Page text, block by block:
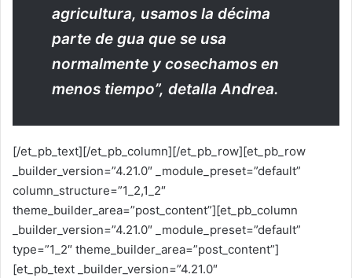
agricultura, usamos la décima
parte de gua que se usa
normalmente y cosechamos en
menos tiempo”, detalla Andrea.
[/et_pb_text][/et_pb_column][/et_pb_row][et_pb_row
_builder_version=”4.21.0″ _module_preset=”default”
column_structure=”1_2,1_2″
theme_builder_area=”post_content”][et_pb_column
_builder_version=”4.21.0″ _module_preset=”default”
type=”1_2″ theme_builder_area=”post_content”]
[et_pb_text _builder_version=”4.21.0″